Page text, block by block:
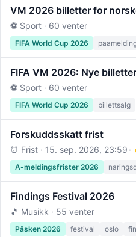
VM 2026 billetter for
⚽ Sport · 60 venter
FIFA World Cup 2026
FIFA VM 2026: Nye
⚽ Sport · 60 venter
FIFA World Cup 2026 billettsalg
Forskuddsskatt frist
⏰ Frist · 15. sep. 2026, 23:59
A-meldingsfrister 2026
Findings Festival 2026
🎵 Musikk · 55 venter
Påsken 2026 festival oslo